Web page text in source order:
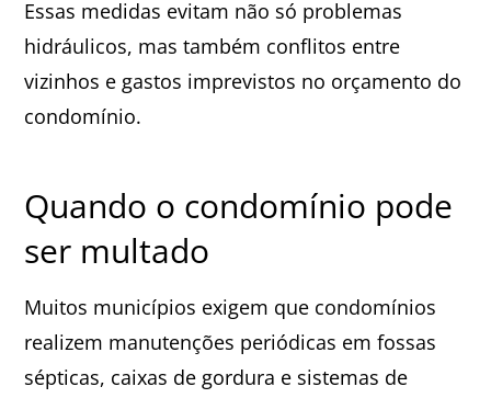
Essas medidas evitam não só problemas
hidráulicos, mas também conflitos entre
vizinhos e gastos imprevistos no orçamento do
condomínio.
Quando o condomínio pode
ser multado
Muitos municípios exigem que condomínios
realizem manutenções periódicas em fossas
sépticas, caixas de gordura e sistemas de